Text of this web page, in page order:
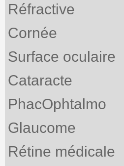
Réfractive
Cornée
Surface oculaire
Cataracte
PhacOphtalmo
Glaucome
Rétine médicale